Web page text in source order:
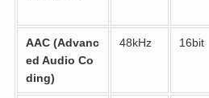
AAC (Advanc
ed Audio Co
ding)
48kHz 16bit